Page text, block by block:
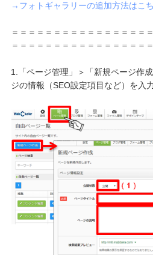
→フォトギャラリーの追加方法はこ
＝＝＝＝＝＝＝＝＝＝＝＝＝＝＝＝
＝＝＝＝＝＝＝＝＝＝＝＝＝＝＝＝
1.「ページ管理」＞「新規ページ作
ジの情報（SEO設定項目など）を入